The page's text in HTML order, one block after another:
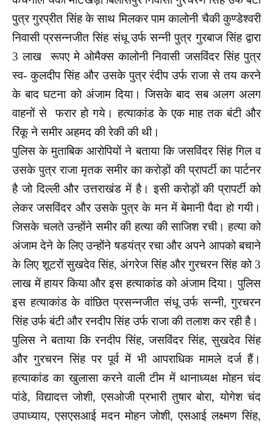
पुत्र गुरप्रीत सिंह के साथ मिलकर पाम कालोनी चैकी कुण्डेश्वरी
निवासी प्रसन्नजीत सिंह संधू उर्फ सन्नी पुत्र गुरबाज सिंह द्वारा
3 लाख रूपए मे ओमैक्स कालोनी निवासी जसविंदर सिंह पुत्र
स्व- कुलदीप सिंह और उसके पुत्र रंदीप उर्फ राजा से तय करने
के बाद घटना को अंजाम दिया। जिसके बाद सब अलग अलग
वाहनों से फरार हो गये। हत्याकांड के एक माह तक बंटी और
रिंकू ने समीर अहमद की रेकी की थी।
पुलिस के मुताबिक आरोपियों ने बताया कि जसविंदर सिंह गिल व
उसके पुत्र राजा मृतक समीर का करोड़ों की प्रापर्टी का पार्टनर
है जो दिल्ली और उत्तराखंड में है। इसी करोड़ों की प्रापर्टी को
लेकर जसविंदर और उसके पुत्र के मन में बेमानी पैदा हो गयी।
जिसके चलते उन्होंने समीर की हत्या की साजिश रची। हत्या को
अंजाम देने के लिए उन्होंने षडयंत्र रचा और अपने आपको बचाने
के लिए शूटरों सुखदेव सिंह, अंगरेज सिंह और गुरचरन सिंह को 3
लाख में हायर किया और इस हत्याकांड को अंजाम दिया। पुलिस
इस हत्याकांड के वांछित प्रसन्नजीत संधू उर्फ सन्नी, गुरचरन
सिंह उर्फ बंटी और रनदीप सिंह उर्फ राजा की तलाश कर रही है।
पुलिस ने बताया कि रनदीप सिंह, जसविंदर सिंह, सुखदेव सिंह
और गुरचरन सिंह पर पूर्व में भी आपराधिक मामले दर्ज हैं।
हत्याकांड का खुलासा करने वाली टीम में थानाध्यक्ष मोहन चंद
पांडे, विद्यादत्त जोशी, एसओजी प्रभारी तुषार बोरा, योगेश चंद
उपाध्याय, एसएसआई मदन मोहन जोशी, एसआई लक्ष्मण सिंह,